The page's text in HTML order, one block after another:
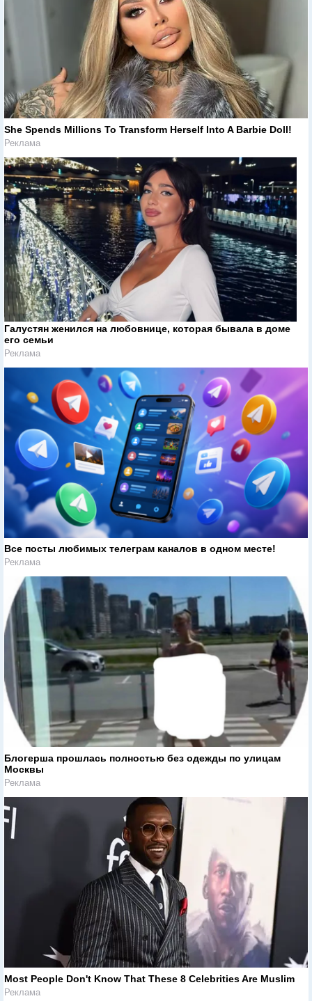
She Spends Millions To Transform Herself Into A Barbie Doll!
Реклама
Галустян женился на любовнице, которая бывала в доме
его семьи
Реклама
Все посты любимых телеграм каналов в одном месте!
Реклама
Блогерша прошлась полностью без одежды по улицам
Москвы
Реклама
Most People Don't Know That These 8 Celebrities Are Muslim
Реклама